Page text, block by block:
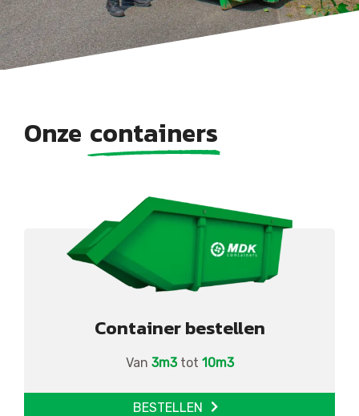
Onze containers
Container bestellen
Van 3m3 tot 10m3
BESTELLEN